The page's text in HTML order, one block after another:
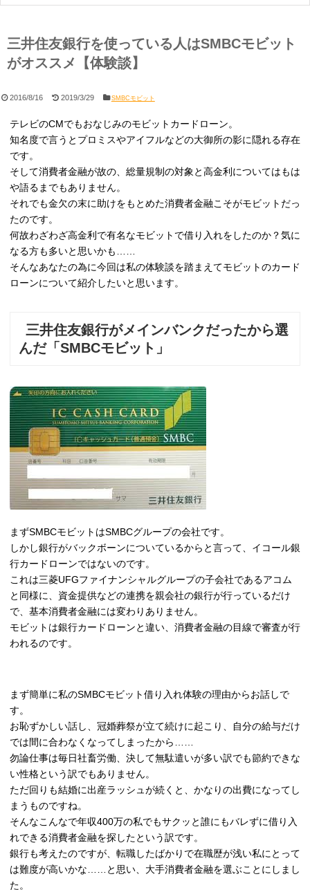
三井住友銀行を使っている人はSMBCモビット
がオススメ【体験談】
2016/8/16 2019/3/29 SMBCモビット
テレビのCMでもおなじみのモビットカードローン。
知名度で言うとプロミスやアイフルなどの大御所の影に隠れる存在
です。
そして消費者金融が故の、総量規制の対象と高金利についてはもは
や語るまでもありません。
それでも金欠の末に助けをもとめた消費者金融こそがモビットだっ
たのです。
何故わざわざ高金利で有名なモビットで借り入れをしたのか？気に
なる方も多いと思いかも……
そんなあなたの為に今回は私の体験談を踏まえてモビットのカード
ローンについて紹介したいと思います。
三井住友銀行がメインバンクだったから選
んだ「SMBCモビット」
まずSMBCモビットはSMBCグループの会社です。
しかし銀行がバックボーンについているからと言って、イコール銀
行カードローンではないのです。
これは三菱UFGファイナンシャルグループの子会社であるアコム
と同様に、資金提供などの連携を親会社の銀行が行っているだけ
で、基本消費者金融には変わりありません。
モビットは銀行カードローンと違い、消費者金融の目線で審査が行
われるのです。
まず簡単に私のSMBCモビット借り入れ体験の理由からお話しで
す。
お恥ずかしい話し、冠婚葬祭が立て続けに起こり、自分の給与だけ
では間に合わなくなってしまったから……
勿論仕事は毎日社畜労働、決して無駄遣いが多い訳でも節約できな
い性格という訳でもありません。
ただ回りも結婚に出産ラッシュが続くと、かなりの出費になってし
まうものですね。
そんなこんなで年収400万の私でもサクッと誰にもバレずに借り入
れできる消費者金融を探したという訳です。
銀行も考えたのですが、転職したばかりで在職歴が浅い私にとって
は難度が高いかな……と思い、大手消費者金融を選ぶことにしまし
た。